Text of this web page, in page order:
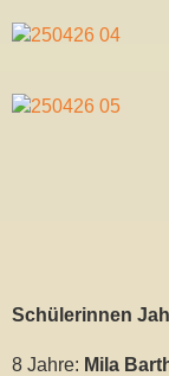
Schülerinnen
8 Jahre: Mila